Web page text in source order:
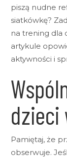
piszą nudne
siatkówkę?
na trening dla
artykule
aktywności i
dzieci
Pamiętaj, że
obserwuje.